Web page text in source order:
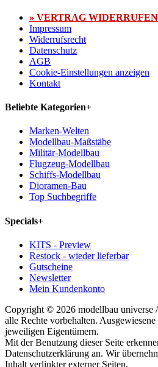
» VERTRAG
Impressum
Widerrufsrecht
Datenschutz
AGB
Cookie-Einstellungen anzeigen
Kontakt
Beliebte Kategorien+
Marken-Welten
Modellbau-Maßstäbe
Militär-Modellbau
Flugzeug-Modellbau
Schiffs-Modellbau
Dioramen-Bau
Top Suchbegriffe
Specials+
KITS - Preview
Restock - wieder lieferbar
Gutscheine
Newsletter
Mein Kundenkonto
Copyright © 2026 modellbau universe
alle Rechte vorbehalten.
jeweiligen Eigentümern.
Mit der Benutzung dieser Seite
Datenschutzerklärung an. Wir
Inhalt verlinkter externer Seiten.